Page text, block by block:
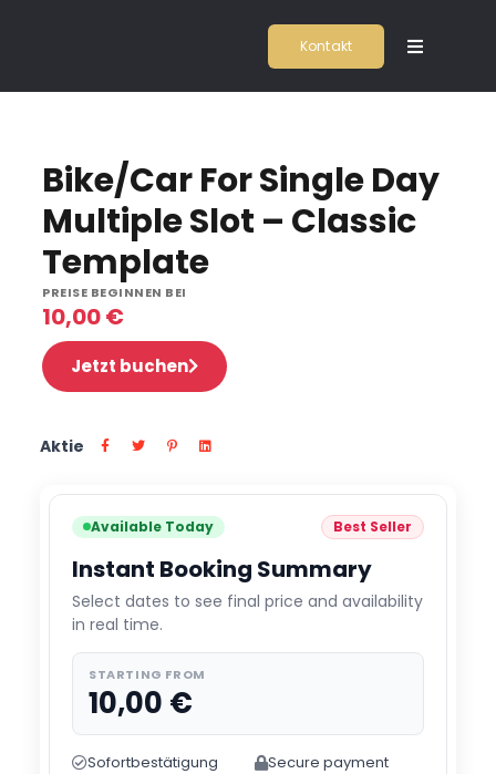
springen
Kontakt
Toggle
Bike/Car For Single Day
Multiple Slot – Classic
Template
PREISE BEGINNEN BEI
10,00€
Jetzt buchen
Aktie
Available Today Best Seller
Instant Booking Summary
Select dates to see final price and availability
in real time.
STARTING FROM
10,00 €
Sofortbestätigung
Secure payment